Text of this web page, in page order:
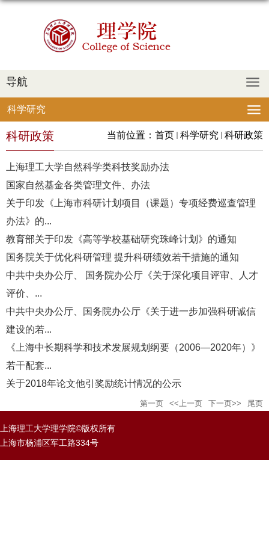
导航
科学研究
当前位置： 首页 科学研究 科研政策
科研政策
上海理工大学自然科学类科技奖励办法
国家自然基金各类管理文件、办法
关于印发《上海市科研计划项目（课题）专项经费巡查管理
办法》的...
教育部关于印发《高等学校基础研究珠峰计划》的通知
国务院关于优化科研管理 提升科研绩效若干措施的通知
中共中央办公厅、 国务院办公厅《关于深化项目评审、人才
评价、...
中共中央办公厅、国务院办公厅《关于进一步加强科研诚信
建设的若...
《上海中长期科学和技术发展规划纲要（2006—2020年）》
若干配套...
关于2018年论文他引奖励统计情况的公示
第一页 <<上一页 下一页>> 尾页
上海理工大学理学院©版权所有
上海市杨浦区军工路334号